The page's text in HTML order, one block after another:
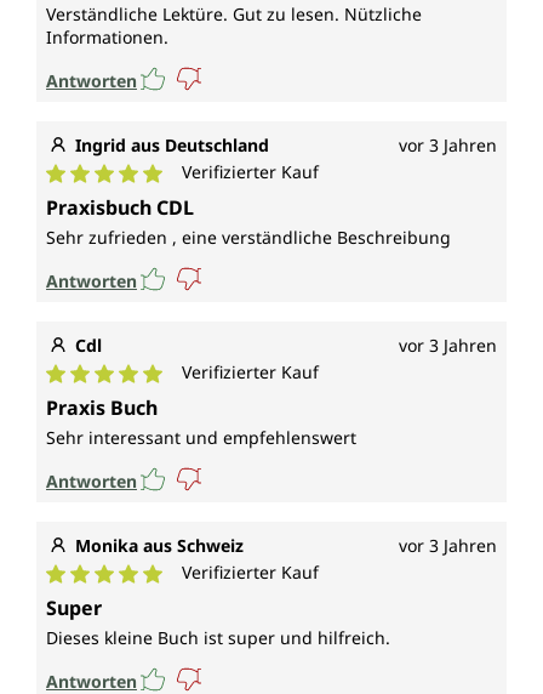
Verständliche Lektüre. Gut zu lesen. Nützliche
Informationen.
Antworten
Ingrid aus Deutschland vor 3 Jahren
Durchschnittliche Bewertung von 5 von 5 Sternen
Verifizierter Kauf
Praxisbuch CDL
Sehr zufrieden , eine verständliche Beschreibung
Antworten
Cdl vor 3 Jahren
Durchschnittliche Bewertung von 5 von 5 Sternen
Verifizierter Kauf
Praxis Buch
Sehr interessant und empfehlenswert
Antworten
Monika aus Schweiz vor 3 Jahren
Durchschnittliche Bewertung von 5 von 5 Sternen
Verifizierter Kauf
Super
Dieses kleine Buch ist super und hilfreich.
Antworten